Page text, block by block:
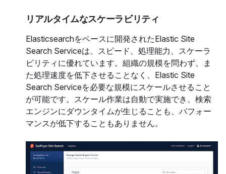
リアルタイムなスケーラビリティ
Elasticsearchをベースに開発されたElastic Site
Search Serviceは、スピード、処理能力、スケーラ
ビリティに優れています。組織の規模を問わず、ま
た処理速度を低下させることなく、Elastic Site
Search Serviceを必要な規模にスケールさせること
が可能です。スケール作業は自動で実施でき、検索
エンジンにダウンタイムが生じることも、パフォー
マンスが低下することもありません。